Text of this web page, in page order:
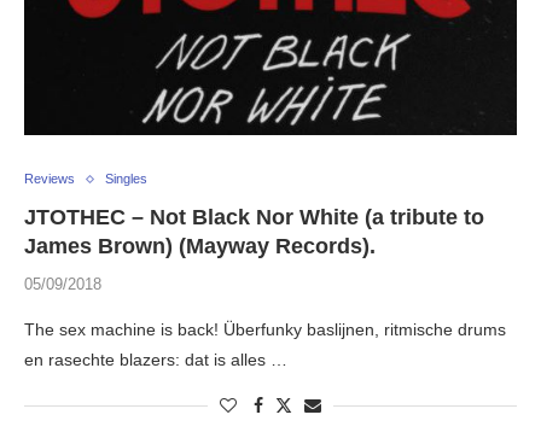
Reviews Singles
JTOTHEC – Not Black Nor White (a tribute to
James Brown) (Mayway Records).
05/09/2018
The sex machine is back! Überfunky baslijnen, ritmische drums
en rasechte blazers: dat is alles …